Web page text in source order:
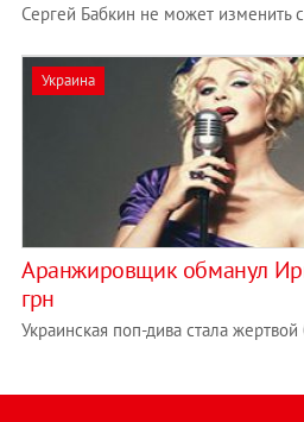
Сергей Бабкин не может изменить
Украина
Аранжировщик обманул
грн
Украинская поп-дива стала